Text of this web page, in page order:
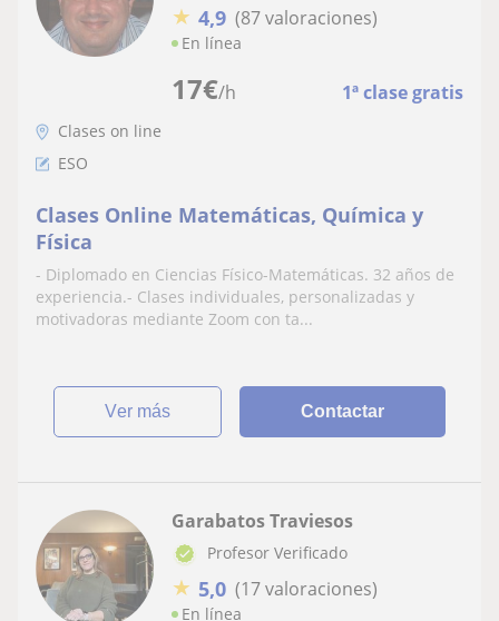
17€/h 1ª clase gratis
★ 4,9 (87 valoraciones)
En línea
Clases on line
ESO
Clases Online Matemáticas, Química y
Física
- Diplomado en Ciencias Físico-Matemáticas. 32 años de
experiencia.- Clases individuales, personalizadas y
motivadoras mediante Zoom con ta...
ver más Contactar
Garabatos Traviesos
Profesor Verificado
★ 5,0 (17 valoraciones)
En línea